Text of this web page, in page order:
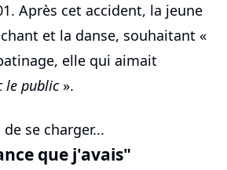
Après cet accident, la jeune
et la danse, souhaitant «
elle qui aimait
le public».
se charger...
que j'avais"